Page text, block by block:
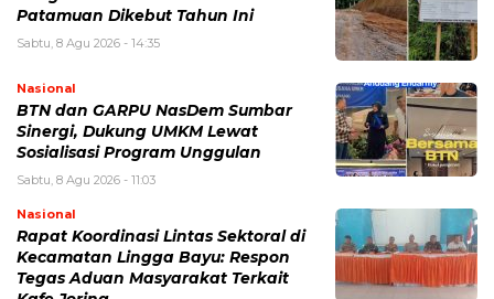
Patamuan Dikebut Tahun Ini
Sabtu, 8 Agu 2026 - 14:35
Nasional
BTN dan GARPU NasDem Sumbar
Sinergi, Dukung UMKM Lewat
Sosialisasi Program Unggulan
Sabtu, 8 Agu 2026 - 11:03
Nasional
Rapat Koordinasi Lintas Sektoral di
Kecamatan Lingga Bayu: Respon
Tegas Aduan Masyarakat Terkait